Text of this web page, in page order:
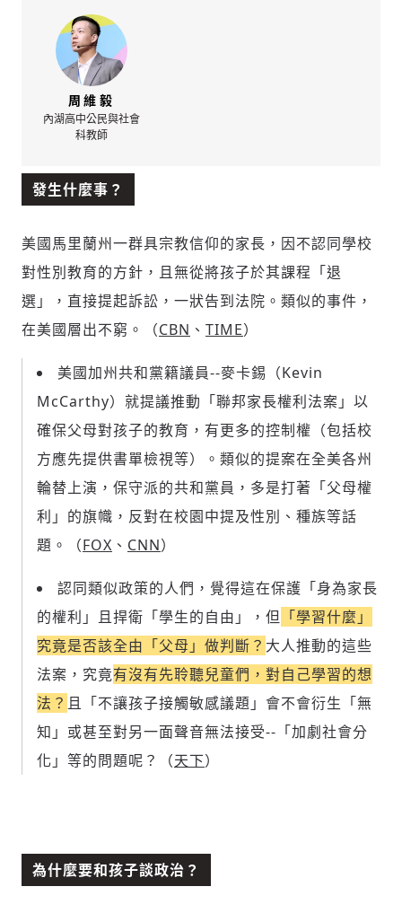
周維毅
內湖高中公民與社會
科教師
發生什麼事？
美國馬里蘭州一群具宗教信仰的家長，因不認同學校
對性別教育的方針，且無從將孩子於其課程「退
選」，直接提起訴訟，一狀告到法院。類似的事件，
在美國層出不窮。（CBN 、 TIME）
美國加州共和黨籍議員--麥卡錫（Kevin
McCarthy）就提議推動「聯邦家長權利法案」以
確保父母對孩子的教育，有更多的控制權（包括校
方應先提供書單檢視等）。類似的提案在全美各州
輪替上演，保守派的共和黨員，多是打著「父母權
利」的旗幟，反對在校園中提及性別、種族等話
題。（FOX 、 CNN）
認同類似政策的人們，覺得這在保護「身為家長
的權利」且捍衛「學生的自由」，但 「學習什麼」
究竟是否該全由「父母」做判斷？ 大人推動的這些
法案，究竟有沒有先聆聽兒童們，對自己學習的想
法？ 且「不讓孩子接觸敏感議題」會不會衍生「無
知」或甚至對另一面聲音無法接受--「加劇社會分
化」等的問題呢？（天下）
為什麼要和孩子談政治？